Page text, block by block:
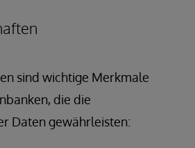
sind wichtige Merkmale
die die
Daten gewährleisten: